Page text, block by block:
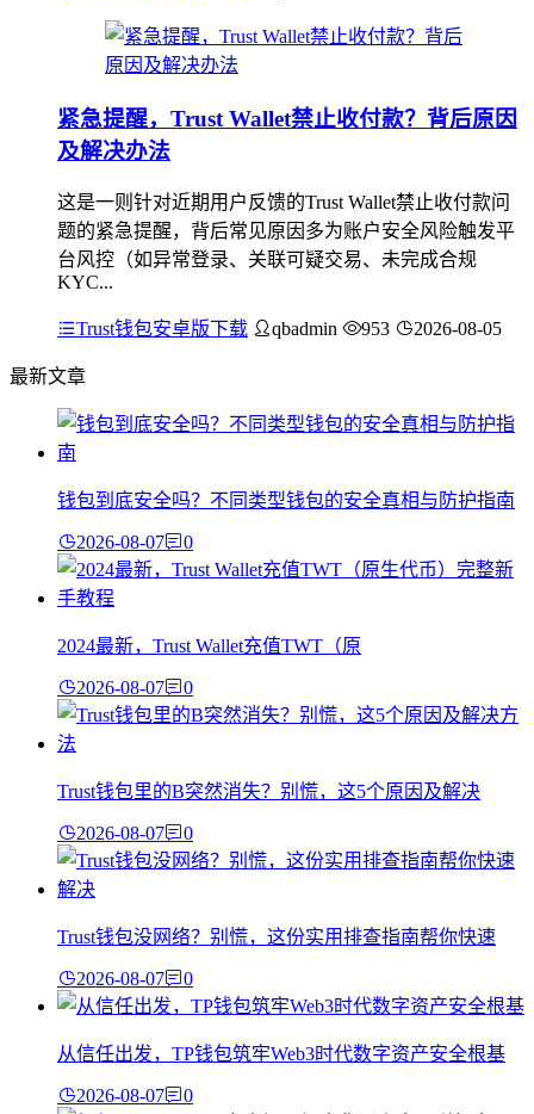
紧急提醒，Trust Wallet禁止收付款？背后原因
及解决办法
这是一则针对近期用户反馈的Trust Wallet禁止收付款问
题的紧急提醒，背后常见原因多为账户安全风险触发平
台风控（如异常登录、关联可疑交易、未完成合规
KYC...
Trust钱包安卓版下载 qbadmin 953 2026-08-05
最新文章
钱包到底安全吗？不同类型钱包的安全真相与防护指南
2026-08-07 0
2024最新，Trust Wallet充值TWT（原
2026-08-07 0
Trust钱包里的B突然消失？别慌，这5个原因及解决
2026-08-07 0
Trust钱包没网络？别慌，这份实用排查指南帮你快速
2026-08-07 0
从信任出发，TP钱包筑牢Web3时代数字资产安全根基
2026-08-07 0